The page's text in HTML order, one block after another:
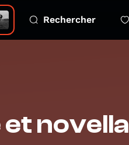
Rechercher
novella